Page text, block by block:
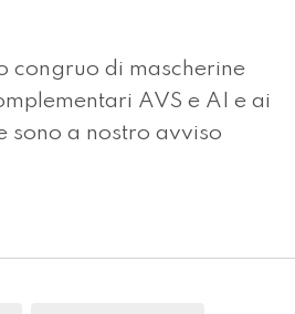
congruo di mascherine
AVS e AI e ai
sono a nostro avviso